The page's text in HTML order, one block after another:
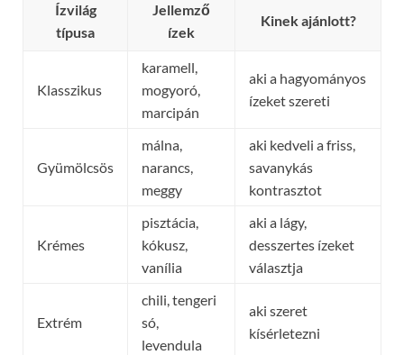
Ízvilág
típusa
Jellemző
ízek
Kinek ajánlott?
Klasszikus
karamell,
mogyoró,
marcipán
aki a hagyományos
ízeket szereti
Gyümölcsös
málna,
narancs,
meggy
aki kedveli a friss,
savanykás
kontrasztot
Krémes
pisztácia,
kókusz,
vanília
aki a lágy,
desszertes ízeket
választja
Extrém
chili, tengeri
só,
levendula
aki szeret
kísérletezni